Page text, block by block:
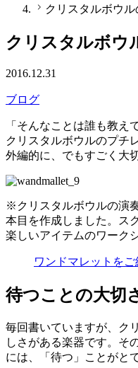
クリスタルボウル
クリスタルボウ
2016.12.31
ブログ
「そんなことは誰も教え
クリスタルボウルのプチ
外編的に、でもすごく大
※クリスタルボウルの演
本目を作成しました。ス
楽しいアイテムのワーク
ワンドマレットを
待つことの大切
毎回書いていますが、ク
しさがある楽器です。そ
には、「待つ」ことがと